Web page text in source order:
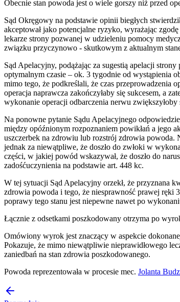
Obecnie stan powoda jest o wiele gorszy niż przed
Sąd Okręgowy na podstawie opinii biegłych
akceptował jako potencjalne ryzyko, wyrażając
lekarze strony pozwanej w udzieleniu pomocy
związku przyczynowo - skutkowym z aktualnym
Sąd Apelacyjny, podążając za sugestią apelacji
optymalnym czasie – ok. 3 tygodnie od wystąpienia
mimo tego, że podkreślali, że czas przeprowadzenia
operacja naprawcza zakończyłaby się sukcesem, a
wykonanie operacji odbarczenia nerwu
Na ponowne pytanie Sądu Apelacyjnego
między opóźnionym rozpoznaniem powikłań a jego
uszczerbek na zdrowiu lub rozstrój zdrowia
jednak za niewątpliwe, że doszło do zwłoki w
części, w jakiej powód wskazywał, że doszło do
zadośćuczynienia na podstawie art. 448 kc.
W tej sytuacji Sąd Apelacyjny orzekł, że przyznana
zdrowia powoda i tego, że niesprawność prawej
poprawy tego stanu jest niepewne nawet po
Łącznie z odsetkami poszkodowany otrzyma po
Omówiony wyrok jest znaczący w aspekcie
Pokazuje, że mimo niewątpliwie nieprawidłowego
zaniedbań na stan zdrowia poszkodowanego.
Powoda reprezentowała w procesie mec. Jolanta